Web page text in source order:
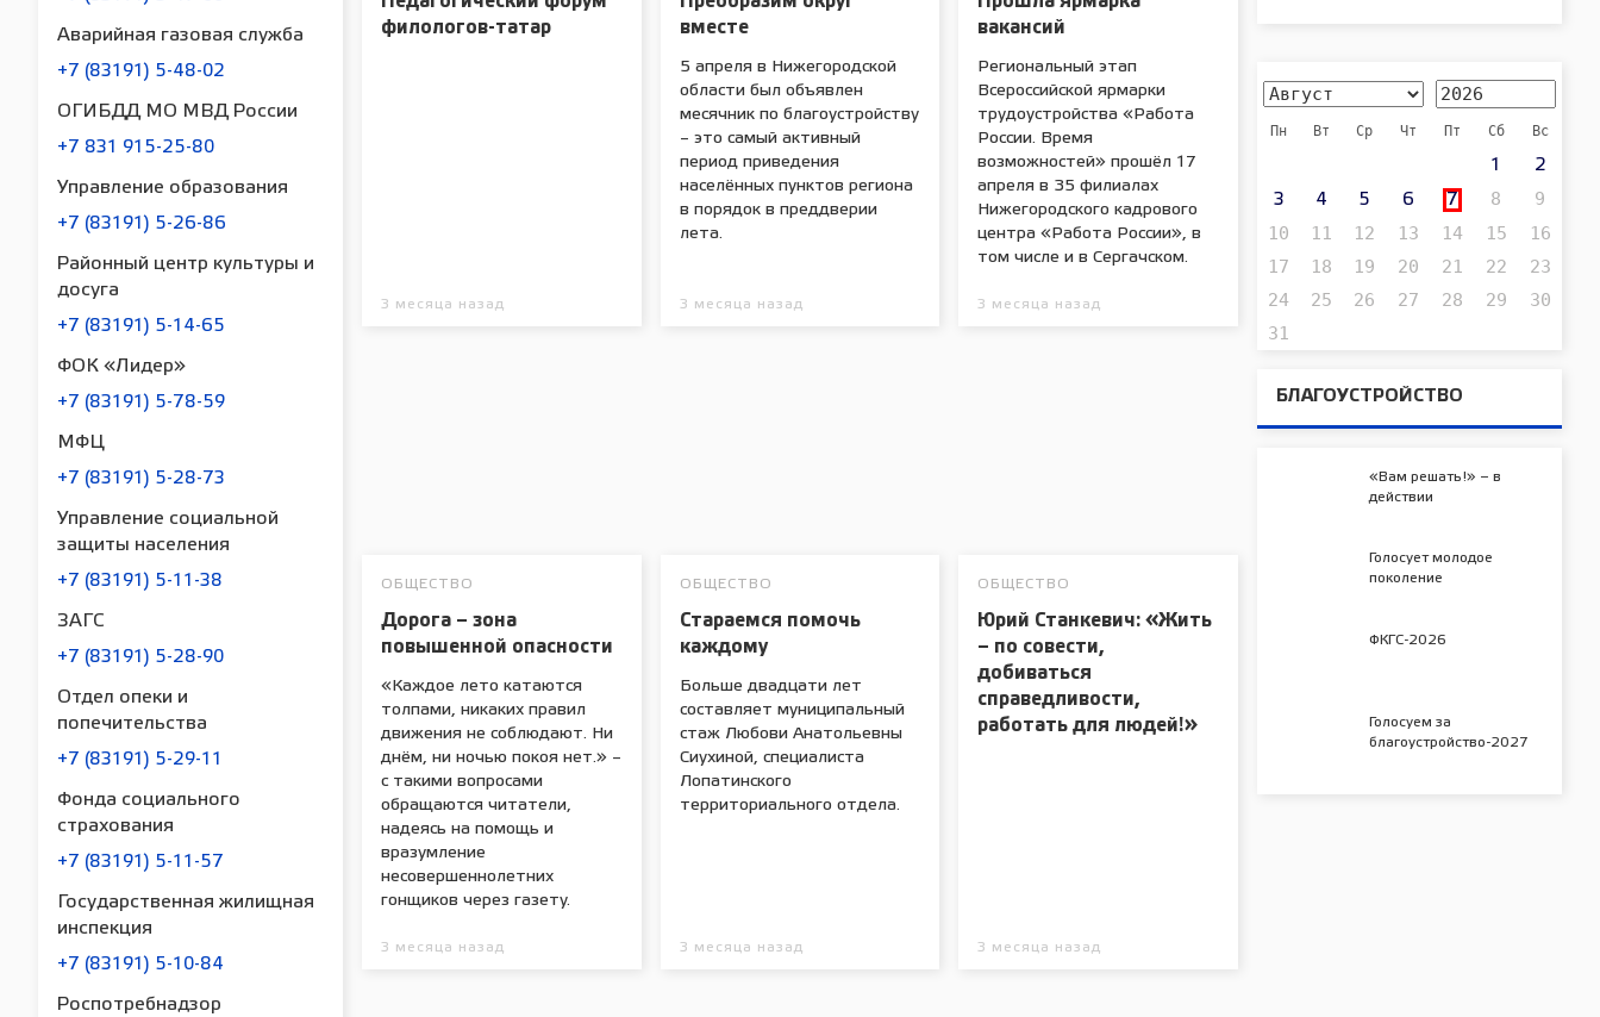
Аварийная газовая служба
+7 (83191) 5-48-02
ОГИБДД МО МВД России
+7 831 915-25-80
Управление образования
+7 (83191) 5-26-86
Районный центр культуры и
досуга
+7 (83191) 5-14-65
ФОК «Лидер»
+7 (83191) 5-78-59
МФЦ
+7 (83191) 5-28-73
Управление социальной
защиты населения
+7 (83191) 5-11-38
ЗАГС
+7 (83191) 5-28-90
Отдел опеки и
попечительства
+7 (83191) 5-29-11
Фонда социального
страхования
+7 (83191) 5-11-57
Государственная жилищная
инспекция
+7 (83191) 5-10-84
Роспотребнадзор
филологов-татар
3 месяца назад
вместе
5 апреля в Нижегородской
области был объявлен
месячник по благоустройству
– это самый активный
период приведения
населённых пунктов региона
в порядок в преддверии
лета.
3 месяца назад
вакансий
Региональный этап
Всероссийской ярмарки
трудоустройства «Работа
России. Время
возможностей» прошёл 17
апреля в 35 филиалах
Нижегородского кадрового
центра «Работа России», в
том числе и в Сергачском.
3 месяца назад
ОБЩЕСТВО
Дорога – зона
повышенной опасности
«Каждое лето катаются
толпами, никаких правил
движения не соблюдают. Ни
днём, ни ночью покоя нет.» –
с такими вопросами
обращаются читатели,
надеясь на помощь и
вразумление
несовершеннолетних
гонщиков через газету.
3 месяца назад
ОБЩЕСТВО
Стараемся помочь
каждому
Больше двадцати лет
составляет муниципальный
стаж Любови Анатольевны
Сиухиной, специалиста
Лопатинского
территориального отдела.
3 месяца назад
ОБЩЕСТВО
Юрий Станкевич: «Жить
– по совести,
добиваться
справедливости,
работать для людей!»
3 месяца назад
Пн Вт Ср Чт Пт Сб Вс
1 2
3 4 5 6 7 8
9
10
11 12 13 14 15
16
17
18 19 20 21 22
23
24
25 26 27 28 29
30
31
БЛАГОУСТРОЙСТВО
«Вам решать!» – в
действии
Голосует молодое
поколение
ФКГС-2026
Голосуем за
благоустройство-2027